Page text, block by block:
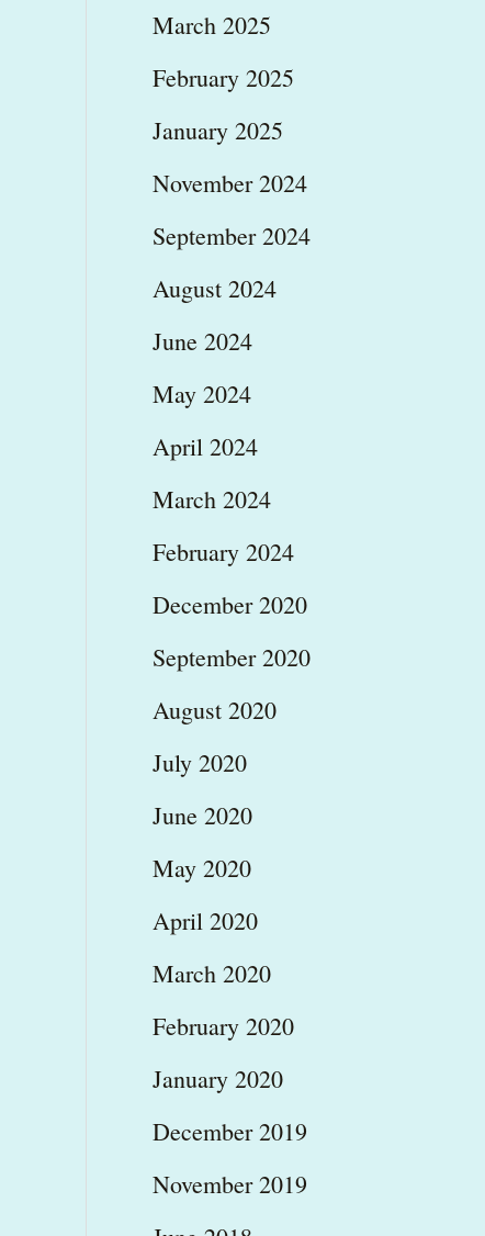
March 2025
February 2025
January 2025
November 2024
September 2024
August 2024
June 2024
May 2024
April 2024
March 2024
February 2024
December 2020
September 2020
August 2020
July 2020
June 2020
May 2020
April 2020
March 2020
February 2020
January 2020
December 2019
November 2019